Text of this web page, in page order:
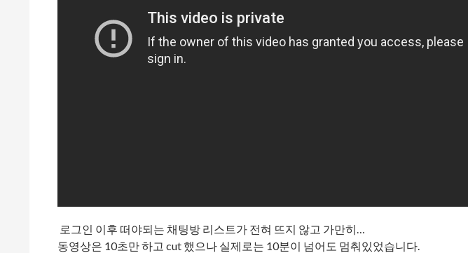
로그인 이후 떠야되는 채팅방 리스트가 전혀 뜨지 않고 가만히…
동영상은 10초만 하고 cut 했으나 실제로는 10분이 넘어도 멈춰있었습니다.